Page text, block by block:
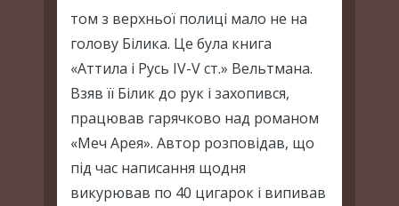
том з верхньої полиці мало не на
голову Білика. Це була книга
«Аттила і Русь IV-V ст.» Вельтмана.
Взяв її Білик до рук і захопився,
працював гарячково над романом
«Меч Арея». Автор розповідав, що
під час написання щодня
викурював по 40 цигарок і випивав